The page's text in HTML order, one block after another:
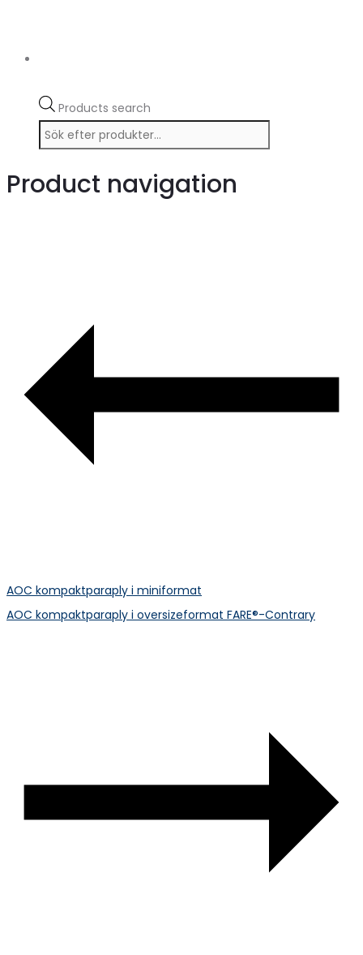
Products search
Product navigation
AOC kompaktparaply i miniformat
AOC kompaktparaply i oversizeformat FARE®-Contrary